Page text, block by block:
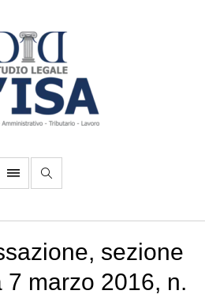
sezione
7 marzo 2016, n.